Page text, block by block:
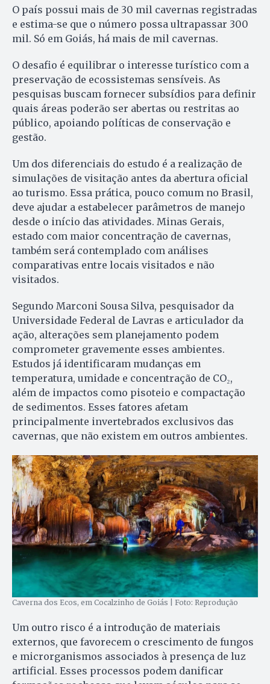
O país possui mais de 30 mil cavernas registradas
e estima-se que o número possa ultrapassar 300
mil. Só em Goiás, há mais de mil cavernas.
O desafio é equilibrar o interesse turístico com a
preservação de ecossistemas sensíveis. As
pesquisas buscam fornecer subsídios para definir
quais áreas poderão ser abertas ou restritas ao
público, apoiando políticas de conservação e
gestão.
Um dos diferenciais do estudo é a realização de
simulações de visitação antes da abertura oficial
ao turismo. Essa prática, pouco comum no Brasil,
deve ajudar a estabelecer parâmetros de manejo
desde o início das atividades. Minas Gerais,
estado com maior concentração de cavernas,
também será contemplado com análises
comparativas entre locais visitados e não
visitados.
Segundo Marconi Sousa Silva, pesquisador da
Universidade Federal de Lavras e articulador da
ação, alterações sem planejamento podem
comprometer gravemente esses ambientes.
Estudos já identificaram mudanças em
temperatura, umidade e concentração de CO₂,
além de impactos como pisoteio e compactação
de sedimentos. Esses fatores afetam
principalmente invertebrados exclusivos das
cavernas, que não existem em outros ambientes.
Caverna dos Ecos, em Cocalzinho de Goiás | Foto: Reprodução
Um outro risco é a introdução de materiais
externos, que favorecem o crescimento de fungos
e microrganismos associados à presença de luz
artificial. Esses processos podem danificar